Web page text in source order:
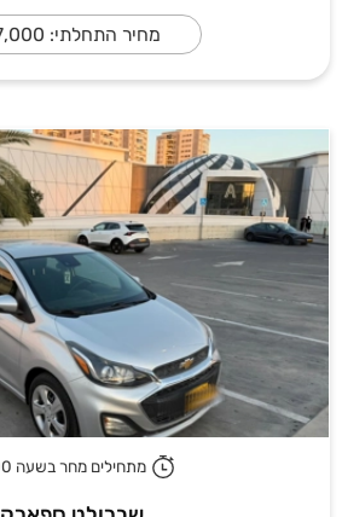
מחיר התחלתי: 87,000
מתחילים מחר בשעה 12:00